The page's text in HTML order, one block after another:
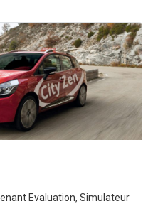
Evaluation, Simulateur